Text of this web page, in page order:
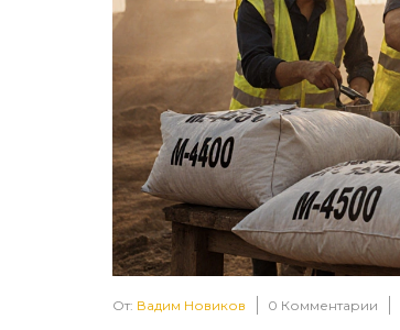
От: Вадим Новиков 0 Комментарии